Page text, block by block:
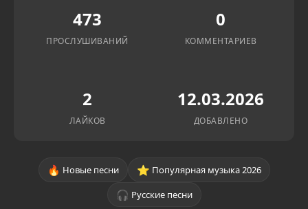
473
ПРОСЛУШИВАНИЙ
0
КОММЕНТАРИЕВ
2
ЛАЙКОВ
12.03.2026
ДОБАВЛЕНО
🔥 Новые песни ⭐ Популярная музыка 2026
🎧 Русские песни